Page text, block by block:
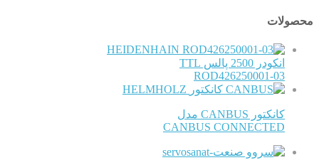
محصولات
HEIDENHAIN
انکودر 2500 پالس TTL
ROD426250001-03
HELMHOLZ
کانکتور CANBUS مدل
CANBUS CONNECTED